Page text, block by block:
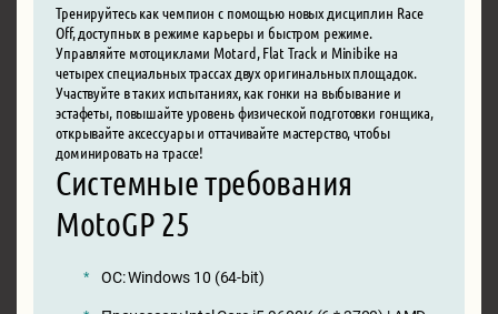
Тренируйтесь как чемпион с помощью новых дисциплин Race
Off, доступных в режиме карьеры и быстром режиме.
Управляйте мотоциклами Motard, Flat Track и Minibike на
четырех специальных трассах двух оригинальных площадок.
Участвуйте в таких испытаниях, как гонки на выбывание и
эстафеты, повышайте уровень физической подготовки гонщика,
открывайте аксессуары и оттачивайте мастерство, чтобы
доминировать на трассе!
Системные требования
MotoGP 25
ОС: Windows 10 (64-bit)